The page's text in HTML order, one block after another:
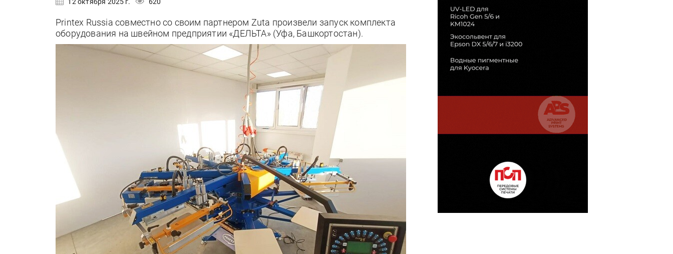
Printex Russia совместно со своим партнером Zuta произвели запуск комплекта
оборудования на швейном предприятии «ДЕЛЬТА» (Уфа, Башкортостан).